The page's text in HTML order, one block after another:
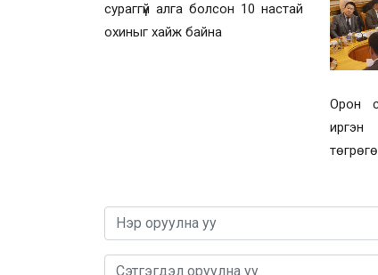
сураггүй алга болсон 10 настай
охиныг хайж байна
Орон